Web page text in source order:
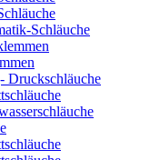
Schläuche
Druckschläuche